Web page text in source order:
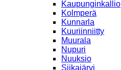
Kaupunginkallio
Kolmperä
Kunnarla
Kuuriinniitty
Muurala
Nupuri
Nuuksio
Siikajärvi